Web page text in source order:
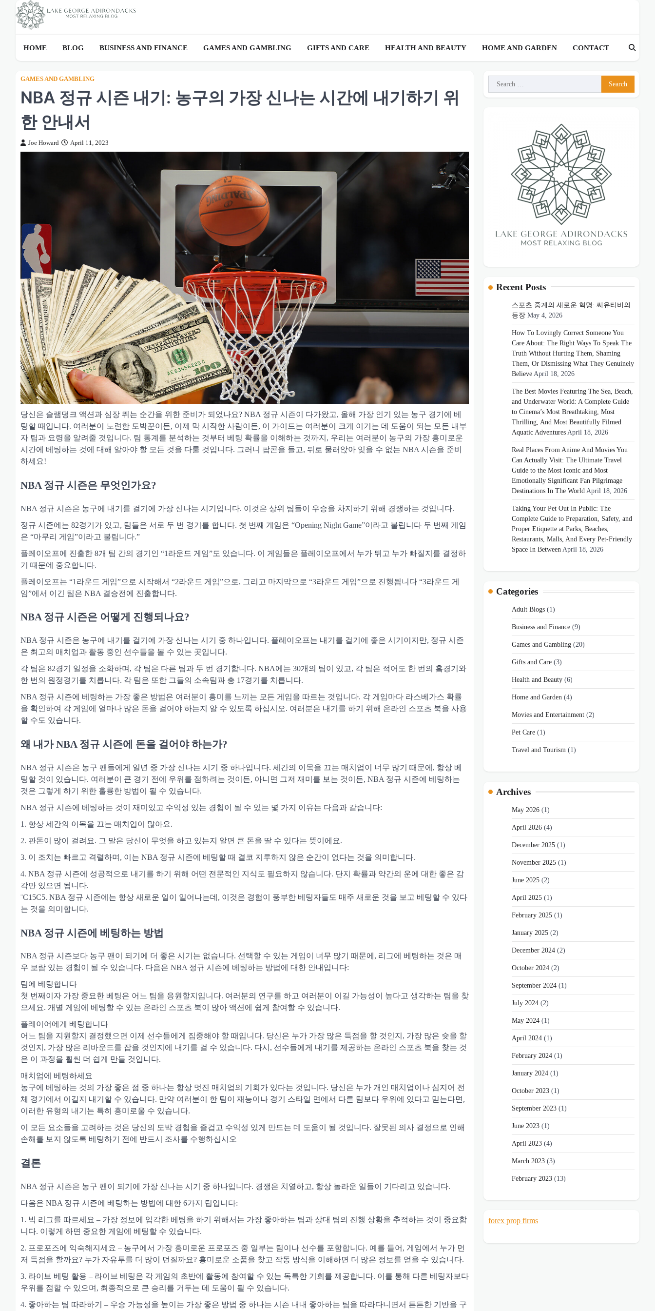
HOME BLOG BUSINESS AND FINANCE GAMES AND GAMBLING GIFTS AND CARE HEALTH AND BEAUTY HOME AND GARDEN CONTACT
GAMES AND GAMBLING
NBA 정규 시즌 내기: 농구의 가장 신나는 시간에 내기하기 위
한 안내서
Joe Howard April 11, 2023
당신은 슬램덩크 액션과 심장 뛰는 순간을 위한 준비가 되었나요? NBA 정규 시즌이 다가왔고, 올해 가장 인기 있는 농구 경기에 베
팅할 때입니다. 여러분이 노련한 도박꾼이든, 이제 막 시작한 사람이든, 이 가이드는 여러분이 크게 이기는 데 도움이 되는 모든 내부
자 팁과 요령을 알려줄 것입니다. 팀 통계를 분석하는 것부터 베팅 확률을 이해하는 것까지, 우리는 여러분이 농구의 가장 흥미로운
시간에 베팅하는 것에 대해 알아야 할 모든 것을 다룰 것입니다. 그러니 팝콘을 들고, 뒤로 물러앉아 잊을 수 없는 NBA 시즌을 준비
하세요!
NBA 정규 시즌은 무엇인가요?
NBA 정규 시즌은 농구에 내기를 걸기에 가장 신나는 시기입니다. 이것은 상위 팀들이 우승을 차지하기 위해 경쟁하는 것입니다.
정규 시즌에는 82경기가 있고, 팀들은 서로 두 번 경기를 합니다. 첫 번째 게임은 “Opening Night Game”이라고 불립니다 두 번째 게임
은 “마무리 게임”이라고 불립니다.”
플레이오프에 진출한 8개 팀 간의 경기인 “1라운드 게임”도 있습니다. 이 게임들은 플레이오프에서 누가 뛰고 누가 빠질지를 결정하
기 때문에 중요합니다.
플레이오프는 “1라운드 게임”으로 시작해서 “2라운드 게임”으로, 그리고 마지막으로 “3라운드 게임”으로 진행됩니다 “3라운드 게
임”에서 이긴 팀은 NBA 결승전에 진출합니다.
NBA 정규 시즌은 어떻게 진행되나요?
NBA 정규 시즌은 농구에 내기를 걸기에 가장 신나는 시기 중 하나입니다. 플레이오프는 내기를 걸기에 좋은 시기이지만, 정규 시즌
은 최고의 매치업과 활동 중인 선수들을 볼 수 있는 곳입니다.
각 팀은 82경기 일정을 소화하며, 각 팀은 다른 팀과 두 번 경기합니다. NBA에는 30개의 팀이 있고, 각 팀은 적어도 한 번의 홈경기와
한 번의 원정경기를 치릅니다. 각 팀은 또한 그들의 소속팀과 총 17경기를 치릅니다.
NBA 정규 시즌에 베팅하는 가장 좋은 방법은 여러분이 흥미를 느끼는 모든 게임을 따르는 것입니다. 각 게임마다 라스베가스 확률
을 확인하여 각 게임에 얼마나 많은 돈을 걸어야 하는지 알 수 있도록 하십시오. 여러분은 내기를 하기 위해 온라인 스포츠 북을 사용
할 수도 있습니다.
왜 내가 NBA 정규 시즌에 돈을 걸어야 하는가?
NBA 정규 시즌은 농구 팬들에게 일년 중 가장 신나는 시기 중 하나입니다. 세간의 이목을 끄는 매치업이 너무 많기 때문에, 항상 베
팅할 것이 있습니다. 여러분이 큰 경기 전에 우위를 점하려는 것이든, 아니면 그저 재미를 보는 것이든, NBA 정규 시즌에 베팅하는
것은 그렇게 하기 위한 훌륭한 방법이 될 수 있습니다.
NBA 정규 시즌에 베팅하는 것이 재미있고 수익성 있는 경험이 될 수 있는 몇 가지 이유는 다음과 같습니다:
1. 항상 세간의 이목을 끄는 매치업이 많아요.
2. 판돈이 많이 걸려요. 그 말은 당신이 무엇을 하고 있는지 알면 큰 돈을 딸 수 있다는 뜻이에요.
3. 이 조치는 빠르고 격렬하며, 이는 NBA 정규 시즌에 베팅할 때 결코 지루하지 않은 순간이 없다는 것을 의미합니다.
4. NBA 정규 시즌에 성공적으로 내기를 하기 위해 어떤 전문적인 지식도 필요하지 않습니다. 단지 확률과 약간의 운에 대한 좋은 감
각만 있으면 됩니다.
¨C15C5. NBA 정규 시즌에는 항상 새로운 일이 일어나는데, 이것은 경험이 풍부한 베팅자들도 매주 새로운 것을 보고 베팅할 수 있다
는 것을 의미합니다.
NBA 정규 시즌에 베팅하는 방법
NBA 정규 시즌보다 농구 팬이 되기에 더 좋은 시기는 없습니다. 선택할 수 있는 게임이 너무 많기 때문에, 리그에 베팅하는 것은 매
우 보람 있는 경험이 될 수 있습니다. 다음은 NBA 정규 시즌에 베팅하는 방법에 대한 안내입니다:
팀에 베팅합니다
첫 번째이자 가장 중요한 베팅은 어느 팀을 응원할지입니다. 여러분의 연구를 하고 여러분이 이길 가능성이 높다고 생각하는 팀을 찾
으세요. 개별 게임에 베팅할 수 있는 온라인 스포츠 북이 많아 액션에 쉽게 참여할 수 있습니다.
플레이어에게 베팅합니다
어느 팀을 지원할지 결정했으면 이제 선수들에게 집중해야 할 때입니다. 당신은 누가 가장 많은 득점을 할 것인지, 가장 많은 슛을 할
것인지, 가장 많은 리바운드를 잡을 것인지에 내기를 걸 수 있습니다. 다시, 선수들에게 내기를 제공하는 온라인 스포츠 북을 찾는 것
은 이 과정을 훨씬 더 쉽게 만들 것입니다.
매치업에 베팅하세요
농구에 베팅하는 것의 가장 좋은 점 중 하나는 항상 멋진 매치업의 기회가 있다는 것입니다. 당신은 누가 개인 매치업이나 심지어 전
체 경기에서 이길지 내기할 수 있습니다. 만약 여러분이 한 팀이 재능이나 경기 스타일 면에서 다른 팀보다 우위에 있다고 믿는다면,
이러한 유형의 내기는 특히 흥미로울 수 있습니다.
이 모든 요소들을 고려하는 것은 당신의 도박 경험을 즐겁고 수익성 있게 만드는 데 도움이 될 것입니다. 잘못된 의사 결정으로 인해
손해를 보지 않도록 베팅하기 전에 반드시 조사를 수행하십시오
결론
NBA 정규 시즌은 농구 팬이 되기에 가장 신나는 시기 중 하나입니다. 경쟁은 치열하고, 항상 놀라운 일들이 기다리고 있습니다.
다음은 NBA 정규 시즌에 베팅하는 방법에 대한 6가지 팁입니다:
1. 빅 리그를 따르세요 – 가장 정보에 입각한 베팅을 하기 위해서는 가장 좋아하는 팀과 상대 팀의 진행 상황을 추적하는 것이 중요합
니다. 이렇게 하면 중요한 게임에 베팅할 수 있습니다.
2. 프로포즈에 익숙해지세요 – 농구에서 가장 흥미로운 프로포즈 중 일부는 팀이나 선수를 포함합니다. 예를 들어, 게임에서 누가 먼
저 득점을 할까요? 누가 자유투를 더 많이 던질까요? 흥미로운 소품을 찾고 작동 방식을 이해하면 더 많은 정보를 얻을 수 있습니다.
3. 라이브 베팅 활용 – 라이브 베팅은 각 게임의 초반에 활동에 참여할 수 있는 독특한 기회를 제공합니다. 이를 통해 다른 베팅자보다
우위를 점할 수 있으며, 최종적으로 큰 승리를 거두는 데 도움이 될 수 있습니다.
4. 좋아하는 팀 따라하기 – 우승 가능성을 높이는 가장 좋은 방법 중 하나는 시즌 내내 좋아하는 팀을 따라다니면서 튼튼한 기반을 구
Search
for:
Recent Posts
스포츠 중계의 새로운 혁명: 씨유티비의
등장 May 4, 2026
How To Lovingly Correct Someone You
Care About: The Right Ways To Speak The
Truth Without Hurting Them, Shaming
Them, Or Dismissing What They Genuinely
Believe April 18, 2026
The Best Movies Featuring The Sea, Beach,
and Underwater World: A Complete Guide
to Cinema’s Most Breathtaking, Most
Thrilling, And Most Beautifully Filmed
Aquatic Adventures April 18, 2026
Real Places From Anime And Movies You
Can Actually Visit: The Ultimate Travel
Guide to the Most Iconic and Most
Emotionally Significant Fan Pilgrimage
Destinations In The World April 18, 2026
Taking Your Pet Out In Public: The
Complete Guide to Preparation, Safety, and
Proper Etiquette at Parks, Beaches,
Restaurants, Malls, And Every Pet-Friendly
Space In Between April 18, 2026
Categories
Adult Blogs (1)
Business and Finance (9)
Games and Gambling (20)
Gifts and Care (3)
Health and Beauty (6)
Home and Garden (4)
Movies and Entertainment (2)
Pet Care (1)
Travel and Tourism (1)
Archives
May 2026 (1)
April 2026 (4)
December 2025 (1)
November 2025 (1)
June 2025 (2)
April 2025 (1)
February 2025 (1)
January 2025 (2)
December 2024 (2)
October 2024 (2)
September 2024 (1)
July 2024 (2)
May 2024 (1)
April 2024 (1)
February 2024 (1)
January 2024 (1)
October 2023 (1)
September 2023 (1)
June 2023 (1)
April 2023 (4)
March 2023 (3)
February 2023 (13)
forex prop firms